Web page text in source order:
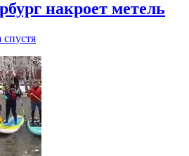
накроет метель
спустя